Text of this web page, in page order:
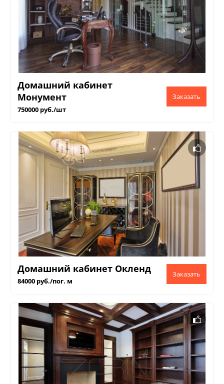
Домашний кабинет
Монумент
750000 руб./шт
Домашний кабинет Окленд
84000 руб./пог. м